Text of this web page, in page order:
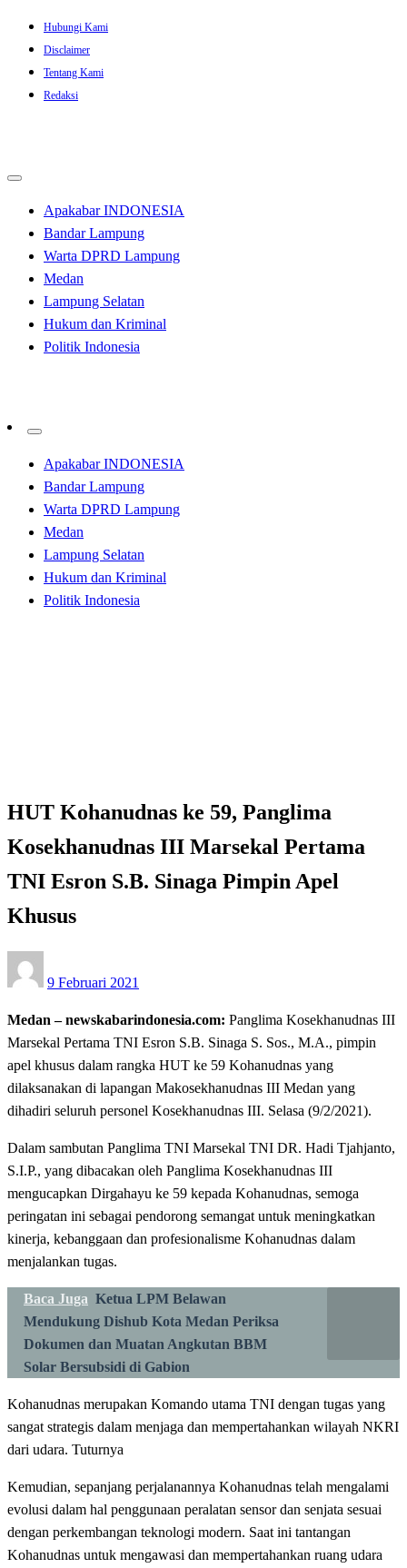
Skip
content
Hubungi Kami
Disclaimer
Tentang Kami
Redaksi
Apakabar INDONESIA
Bandar Lampung
Warta DPRD Lampung
Medan
Lampung Selatan
Hukum dan Kriminal
Politik Indonesia
Apakabar INDONESIA
Bandar Lampung
Warta DPRD Lampung
Medan
Lampung Selatan
Hukum dan Kriminal
Politik Indonesia
HUT Kohanudnas ke 59, Panglima
Kosekhanudnas III Marsekal Pertama
TNI Esron S.B. Sinaga Pimpin Apel
Khusus
on
9 Februari 2021
Medan – newskabarindonesia.com: Panglima Kosekhanudnas III
Marsekal Pertama TNI Esron S.B. Sinaga S. Sos., M.A., pimpin
apel khusus dalam rangka HUT ke 59 Kohanudnas yang
dilaksanakan di lapangan Makosekhanudnas III Medan yang
dihadiri seluruh personel Kosekhanudnas III. Selasa (9/2/2021).
Dalam sambutan Panglima TNI Marsekal TNI DR. Hadi Tjahjanto,
S.I.P., yang dibacakan oleh Panglima Kosekhanudnas III
mengucapkan Dirgahayu ke 59 kepada Kohanudnas, semoga
peringatan ini sebagai pendorong semangat untuk meningkatkan
kinerja, kebanggaan dan profesionalisme Kohanudnas dalam
menjalankan tugas.
Baca Juga Ketua LPM Belawan
Mendukung Dishub Kota Medan Periksa
Dokumen dan Muatan Angkutan BBM
Solar Bersubsidi di Gabion
Kohanudnas merupakan Komando utama TNI dengan tugas yang
sangat strategis dalam menjaga dan mempertahankan wilayah NKRI
dari udara. Tuturnya
Kemudian, sepanjang perjalanannya Kohanudnas telah mengalami
evolusi dalam hal penggunaan peralatan sensor dan senjata sesuai
dengan perkembangan teknologi modern. Saat ini tantangan
Kohanudnas untuk mengawasi dan mempertahankan ruang udara